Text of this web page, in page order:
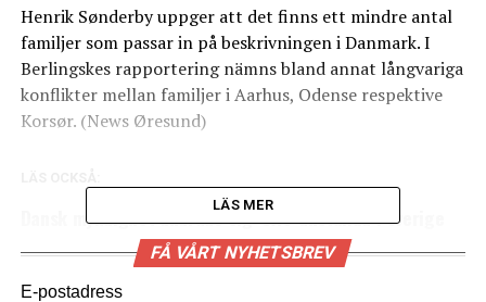
Henrik Sønderby uppger att det finns ett mindre antal
familjer som passar in på beskrivningen i Danmark. I
Berlingskes rapportering nämns bland annat långvariga
konflikter mellan familjer i Aarhus, Odense respektive
Korsør. (News Øresund)
Dansk myndighet ändrade sig: SAS-anställda i Sverige
kan få dansk a-kassa
Tre frågor till Malin Dahl
LÄS MER
FÅ VÅRT NYHETSBREV
E-postadress